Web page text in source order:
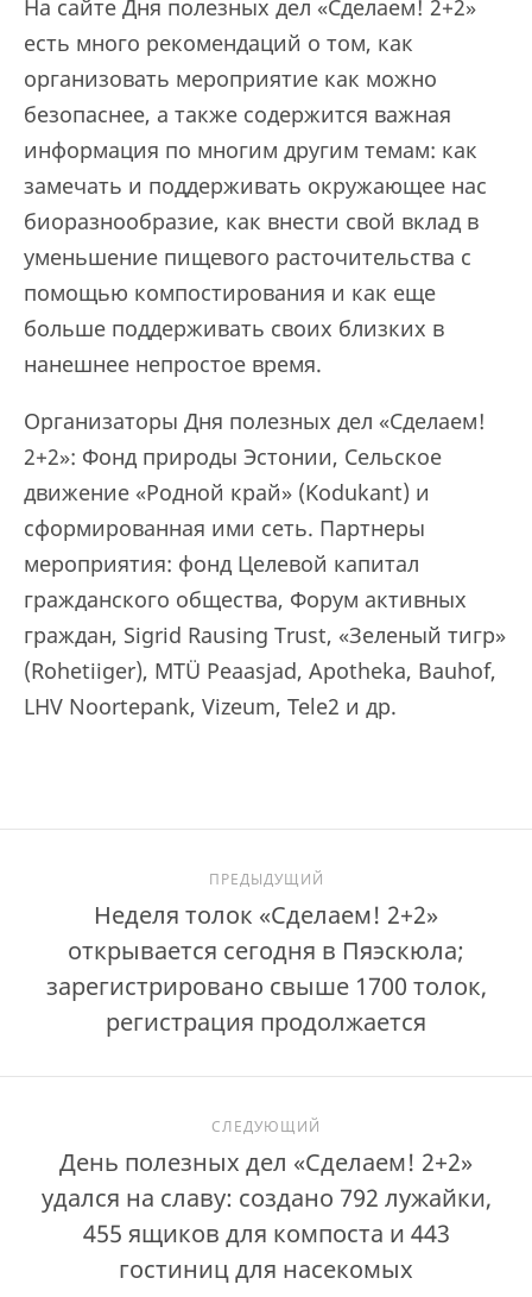
На сайте Дня полезных дел «Сделаем! 2+2»
есть много рекомендаций о том, как
организовать мероприятие как можно
безопаснее, а также содержится важная
информация по многим другим темам: как
замечать и поддерживать окружающее нас
биоразнообразие, как внести свой вклад в
уменьшение пищевого расточительства с
помощью компостирования и как еще
больше поддерживать своих близких в
нанешнее непростое время.
Организаторы Дня полезных дел «Сделаем!
2+2»: Фонд природы Эстонии, Сельское
движение «Родной край» (Kodukant) и
сформированная ими сеть. Партнеры
мероприятия: фонд Целевой капитал
гражданского общества, Форум активных
граждан, Sigrid Rausing Trust, «Зеленый тигр»
(Rohetiiger), MTÜ Peaasjad, Apotheka, Bauhof,
LHV Noortepank, Vizeum, Tele2 и др.
ПРЕДЫДУЩИЙ
Неделя толок «Сделаем! 2+2»
открывается сегодня в Пяэскюла;
зарегистрировано свыше 1700 толок,
регистрация продолжается
СЛЕДУЮЩИЙ
День полезных дел «Сделаем! 2+2»
удался на славу: создано 792 лужайки,
455 ящиков для компоста и 443
гостиниц для насекомых